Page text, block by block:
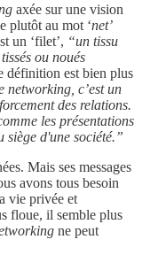
axée sur une vision
plutôt au mot ‘net’
un ‘filet’, “un tissu
ou noués
définition est bien plus
networking, c’est un
des relations.
les présentations
d'une société.”
Mais ses messages
avons tous besoin
vie privée et
floue, il semble plus
ne peut